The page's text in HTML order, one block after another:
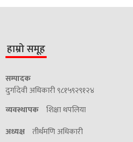
हाम्रो समूह
सम्पादक
दुर्गादेवी अधिकारी ९८१५९२९१२४
व्यवस्थापक शिक्षा थपलिया
अध्यक्ष तीर्थमणि अधिकारी